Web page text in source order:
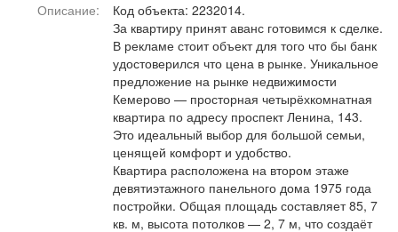
Я - пенсионер
Описание:
Код объекта: 2232014.
За квартиру принят аванс готовимся к сделке.
В рекламе стоит объект для того что бы банк
удостоверился что цена в рынке. Уникальное
предложение на рынке недвижимости
Кемерово — просторная четырёхкомнатная
квартира по адресу проспект Ленина, 143.
Это идеальный выбор для большой семьи,
ценящей комфорт и удобство.
Квартира расположена на втором этаже
девятиэтажного панельного дома 1975 года
постройки. Общая площадь составляет 85, 7
кв. м, высота потолков — 2, 7 м, что создаёт